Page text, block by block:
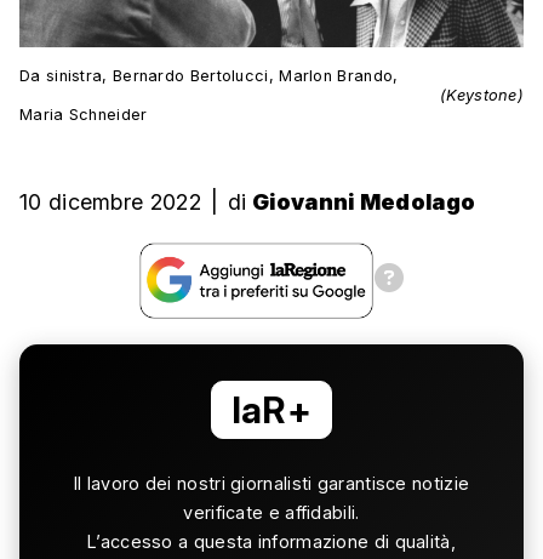
Da sinistra, Bernardo Bertolucci, Marlon Brando,
Maria Schneider
(Keystone)
10 dicembre 2022 di Giovanni Medolago
laR+
Il lavoro dei nostri giornalisti garantisce notizie
verificate e affidabili.
L’accesso a questa informazione di qualità,